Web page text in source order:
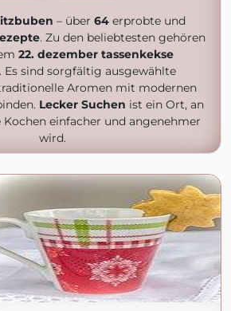
– über 64 erprobte und
. Zu den beliebtesten gehören
22. dezember tassenkekse
. Es sind sorgfältig ausgewählte
Aromen mit modernen
Lecker Suchen ist ein Ort, an
einfacher und angenehmer
wird.